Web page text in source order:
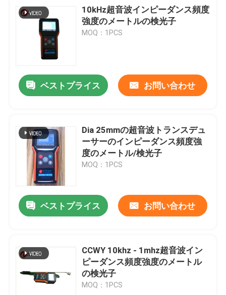
10kHz超音波インピーダンス頻度
強度のメートルの検光子
MOQ：1PCS
ベストプライス お問い合わせ
Dia 25mmの超音波トランスデュ
ーサーのインピーダンス頻度強
度のメートル/検光子
MOQ：1PCS
ベストプライス お問い合わせ
CCWY 10khz - 1mhz超音波イン
ピーダンス頻度強度のメートル
の検光子
MOQ：1PCS